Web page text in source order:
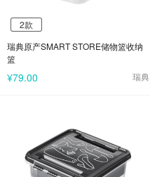
2款
2款
瑞典原产SMART STORE储物篮收纳
篮
¥79.00 瑞典